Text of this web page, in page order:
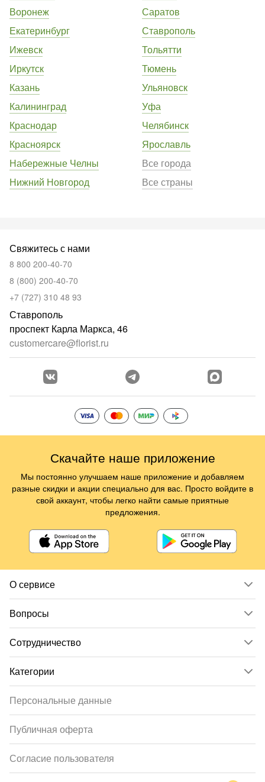
Воронеж
Екатеринбург
Ижевск
Иркутск
Казань
Калининград
Краснодар
Красноярск
Набережные Челны
Нижний Новгород
Саратов
Ставрополь
Тольятти
Тюмень
Ульяновск
Уфа
Челябинск
Ярославль
Все города
Все страны
О сервисе
Вопросы
Сотрудничество
Категории
Свяжитесь с нами
8 800 200-40-70
8 (800) 200-40-70
+7 (727) 310 48 93
Ставрополь
проспект Карла Маркса, 46
customercare@florist.ru
Персональные данные
Публичная оферта
Согласие пользователя
Скачайте наше приложение
Мы постоянно улучшаем наше приложение и добавляем
разные скидки и акции специально для вас. Просто войдите в
свой аккаунт, чтобы легко найти самые приятные
предложения.